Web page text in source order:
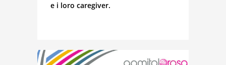
e i loro caregiver.